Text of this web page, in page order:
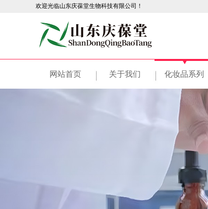
欢迎光临山东庆葆堂生物科技有限公司！
网站首页 关于我们 化妆品系列